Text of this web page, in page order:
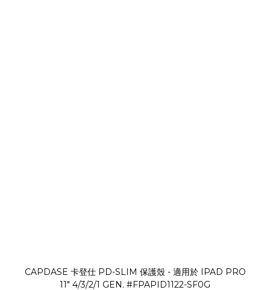
CAPDASE 卡登仕 PD-SLIM 保護殼 - 適用於 IPAD PRO
11" 4/3/2/1 GEN. #FPAPID1122-SF0G